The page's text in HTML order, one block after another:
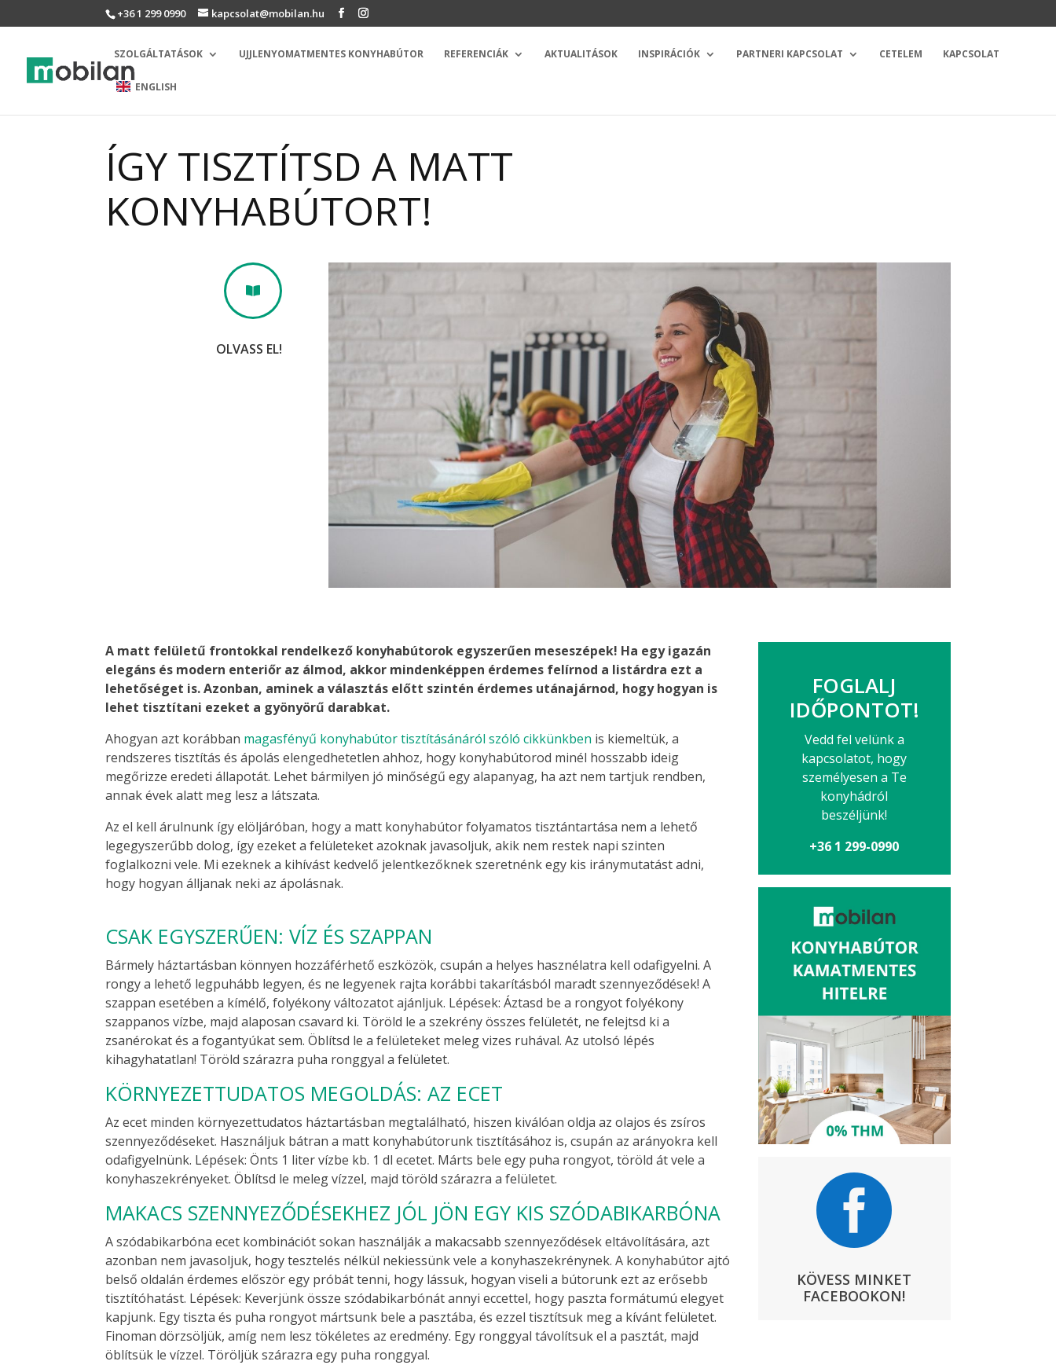
+36 1 299 0990 kapcsolat@mobilan.hu
SZOLGÁLTATÁSOK UJJLENYOMATMENTES KONYHABÚTOR REFERENCIÁK AKTUALITÁSOK INSPIRÁCIÓK PARTNERI KAPCSOLAT CETELEM KAPCSOLAT
ENGLISH
ÍGY TISZTÍTSD A MATT
KONYHABÚTORT!

OLVASS EL!
A matt felületű frontokkal rendelkező konyhabútorok egyszerűen meseszépek! Ha egy igazán
elegáns és modern enteriőr az álmod, akkor mindenképpen érdemes felírnod a listárdra ezt a
lehetőséget is. Azonban, aminek a választás előtt szintén érdemes utánajárnod, hogy hogyan is
lehet tisztítani ezeket a gyönyörű darabkat.
Ahogyan azt korábban magasfényű konyhabútor tisztításánáról szóló cikkünkben is kiemeltük, a
rendszeres tisztítás és ápolás elengedhetetlen ahhoz, hogy konyhabútorod minél hosszabb ideig
megőrizze eredeti állapotát. Lehet bármilyen jó minőségű egy alapanyag, ha azt nem tartjuk rendben,
annak évek alatt meg lesz a látszata.
Az el kell árulnunk így elöljáróban, hogy a matt konyhabútor folyamatos tisztántartása nem a lehető
legegyszerűbb dolog, így ezeket a felületeket azoknak javasoljuk, akik nem restek napi szinten
foglalkozni vele. Mi ezeknek a kihívást kedvelő jelentkezőknek szeretnénk egy kis iránymutatást adni,
hogy hogyan álljanak neki az ápolásnak.
CSAK EGYSZERŰEN: VÍZ ÉS SZAPPAN
Bármely háztartásban könnyen hozzáférhető eszközök, csupán a helyes hasznélatra kell odafigyelni. A
rongy a lehető legpuhább legyen, és ne legyenek rajta korábbi takarításból maradt szennyeződések! A
szappan esetében a kímélő, folyékony változatot ajánljuk. Lépések: Áztasd be a rongyot folyékony
szappanos vízbe, majd alaposan csavard ki. Töröld le a szekrény összes felületét, ne felejtsd ki a
zsanérokat és a fogantyúkat sem. Öblítsd le a felületeket meleg vizes ruhával. Az utolsó lépés
kihagyhatatlan! Töröld szárazra puha ronggyal a felületet.
KÖRNYEZETTUDATOS MEGOLDÁS: AZ ECET
Az ecet minden környezettudatos háztartásban megtalálható, hiszen kiválóan oldja az olajos és zsíros
szennyeződéseket. Használjuk bátran a matt konyhabútorunk tisztításához is, csupán az arányokra kell
odafigyelnünk. Lépések: Önts 1 liter vízbe kb. 1 dl ecetet. Márts bele egy puha rongyot, töröld át vele a
konyhaszekrényeket. Öblítsd le meleg vízzel, majd töröld szárazra a felületet.
MAKACS SZENNYEZŐDÉSEKHEZ JÓL JÖN EGY KIS SZÓDABIKARBÓNA
A szódabikarbóna ecet kombinációt sokan használják a makacsabb szennyeződések eltávolítására, azt
azonban nem javasoljuk, hogy tesztelés nélkül nekiessünk vele a konyhaszekrénynek. A konyhabútor ajtó
belső oldalán érdemes először egy próbát tenni, hogy lássuk, hogyan viseli a bútorunk ezt az erősebb
tisztítóhatást. Lépések: Keverjünk össze szódabikarbónát annyi eccettel, hogy paszta formátumú elegyet
kapjunk. Egy tiszta és puha rongyot mártsunk bele a pasztába, és ezzel tisztítsuk meg a kívánt felületet.
Finoman dörzsöljük, amíg nem lesz tökéletes az eredmény. Egy ronggyal távolítsuk el a pasztát, majd
öblítsük le vízzel. Töröljük szárazra egy puha ronggyal.
FOGLALJ
IDŐPONTOT!
Vedd fel velünk a
kapcsolatot, hogy
személyesen a Te
konyhádról
beszéljünk!
+36 1 299-0990

KÖVESS MINKET
FACEBOOKON!